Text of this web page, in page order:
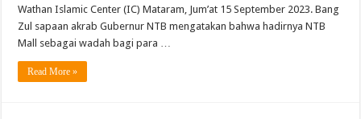
Wathan Islamic Center (IC) Mataram, Jum’at 15 September 2023. Bang
Zul sapaan akrab Gubernur NTB mengatakan bahwa hadirnya NTB
Mall sebagai wadah bagi para …
Read More »